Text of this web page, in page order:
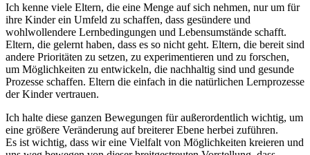
Ich kenne viele Eltern, die eine Menge auf sich nehmen, nur um für
ihre Kinder ein Umfeld zu schaffen, dass gesündere und
wohlwollendere Lernbedingungen und Lebensumstände schafft.
Eltern, die gelernt haben, dass es so nicht geht. Eltern, die bereit sind
andere Prioritäten zu setzen, zu experimentieren und zu forschen,
um Möglichkeiten zu entwickeln, die nachhaltig sind und gesunde
Prozesse schaffen. Eltern die einfach in die natürlichen Lernprozesse
der Kinder vertrauen.
Ich halte diese ganzen Bewegungen für außerordentlich wichtig, um
eine größere Veränderung auf breiterer Ebene herbei zuführen.
Es ist wichtig, dass wir eine Vielfalt von Möglichkeiten kreieren und